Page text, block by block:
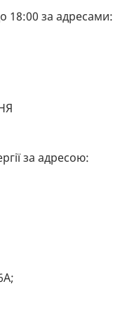
18:00 за адресами:
за адресою: